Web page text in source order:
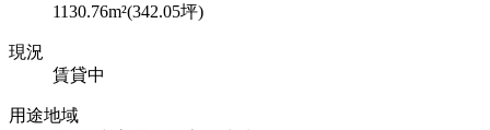
1130.76m²(342.05坪)
現況
賃貸中
用途地域